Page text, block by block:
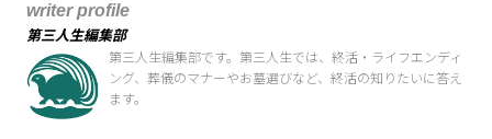
writer profile
第三人生編集部
第三人生編集部です。第三人生では、終活・ライフエンディ
ング、葬儀のマナーやお墓選びなど、終活の知りたいに答え
ます。